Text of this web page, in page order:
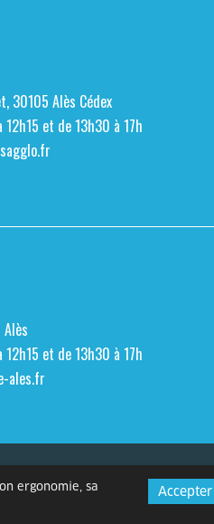
ergonomie, sa
Accepter
30105 Alès Cédex
et de 13h30 à 17h
et de 13h30 à 17h
ales.fr
Espace presse Contact